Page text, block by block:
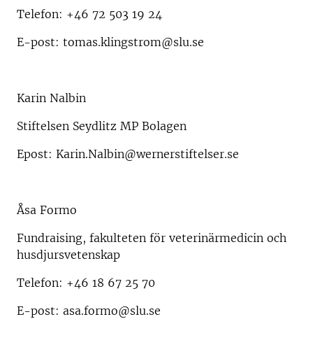
Telefon: +46 72 503 19 24
E-post: tomas.klingstrom@slu.se
Karin Nalbin
Stiftelsen Seydlitz MP Bolagen
Epost: Karin.Nalbin@wernerstiftelser.se
Åsa Formo
Fundraising, fakulteten för veterinärmedicin och
husdjursvetenskap
Telefon: +46 18 67 25 70
E-post: asa.formo@slu.se